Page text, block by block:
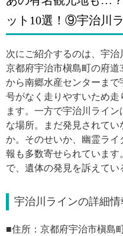
ット10選！⑨宇治川
次にご紹介するのは、宇
京都府宇治市槇島町の府道
から南郷水産センターま
号がなく走りやすいため
ます。一方で宇治川ライ
な場所。まだ発見されて
か。そのせいか、幽霊ラ
報も多数寄せられています
で、遺体の発見を訴えてい
宇治川ラインの詳細情
■住所： 京都府宇治市槇島